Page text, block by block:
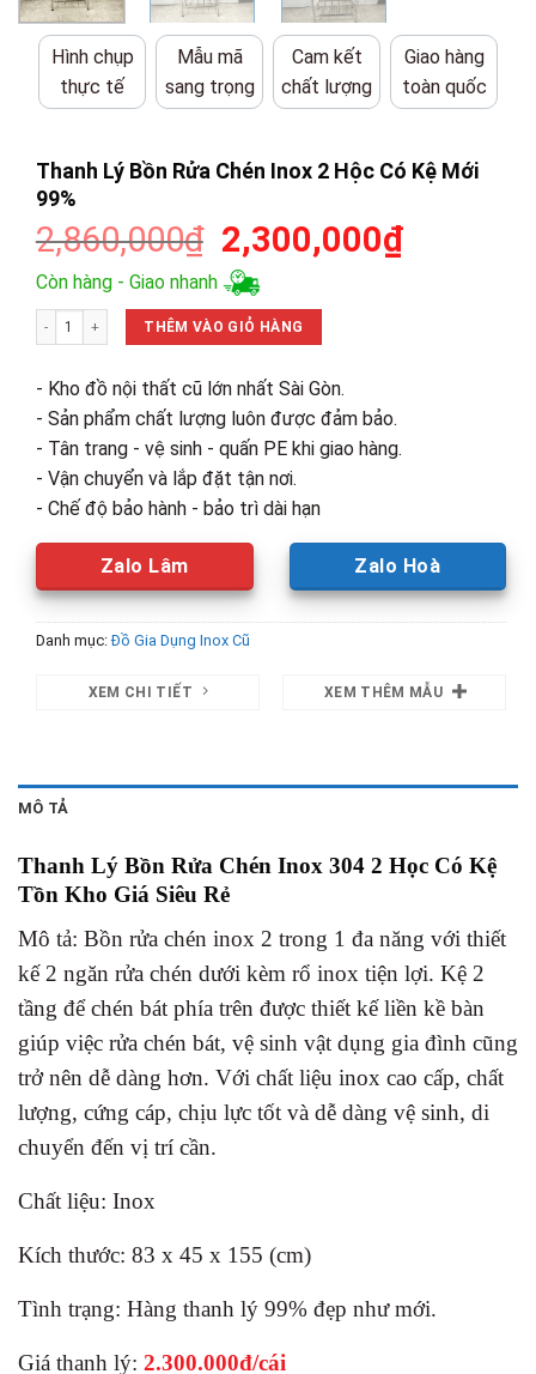
Hình chụp
thực tế
Mẫu mã
sang trọng
Cam kết
chất lượng
Giao hàng
toàn quốc
Thanh Lý Bồn Rửa Chén Inox 2 Hộc Có Kệ Mới
99%
2,860,000₫ Giá
gốc
là:
2,860,000₫.
2,300,000₫Giá
Còn hàng - Giao nhanh
Thanh Lý Bồn Rửa Chén Inox 2 Hộc Có Kệ Mới 99% số lượng
THÊM VÀO GIỎ HÀNG
- Kho đồ nội thất cũ lớn nhất Sài Gòn.
- Sản phẩm chất lượng luôn được đảm bảo.
- Tân trang - vệ sinh - quấn PE khi giao hàng.
- Vận chuyển và lắp đặt tận nơi.
- Chế độ bảo hành - bảo trì dài hạn
Zalo Lâm Zalo Hoà
Danh mục:Đồ Gia Dụng Inox Cũ
XEM CHI TIẾT XEM THÊM MẪU
MÔ TẢ
Thanh Lý Bồn Rửa Chén Inox 304 2 Học Có Kệ
Tồn Kho Giá Siêu Rẻ
Mô tả: Bồn rửa chén inox 2 trong 1 đa năng với thiết
kế 2 ngăn rửa chén dưới kèm rổ inox tiện lợi. Kệ 2
tầng để chén bát phía trên được thiết kế liền kề bàn
giúp việc rửa chén bát, vệ sinh vật dụng gia đình cũng
trở nên dễ dàng hơn. Với chất liệu inox cao cấp, chất
lượng, cứng cáp, chịu lực tốt và dễ dàng vệ sinh, di
chuyển đến vị trí cần.
Chất liệu: Inox
Kích thước: 83 x 45 x 155 (cm)
Tình trạng: Hàng thanh lý 99% đẹp như mới.
Giá thanh lý: 2.300.000đ/cái